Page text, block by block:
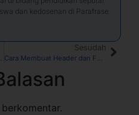
dan kedosenan di Parafrase
Ber-ISBN
Sesudah
Cara Membuat Header dan Footer di Word dan Google Docs